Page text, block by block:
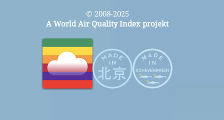
© 2008-2025
A World Air Quality Index projekt